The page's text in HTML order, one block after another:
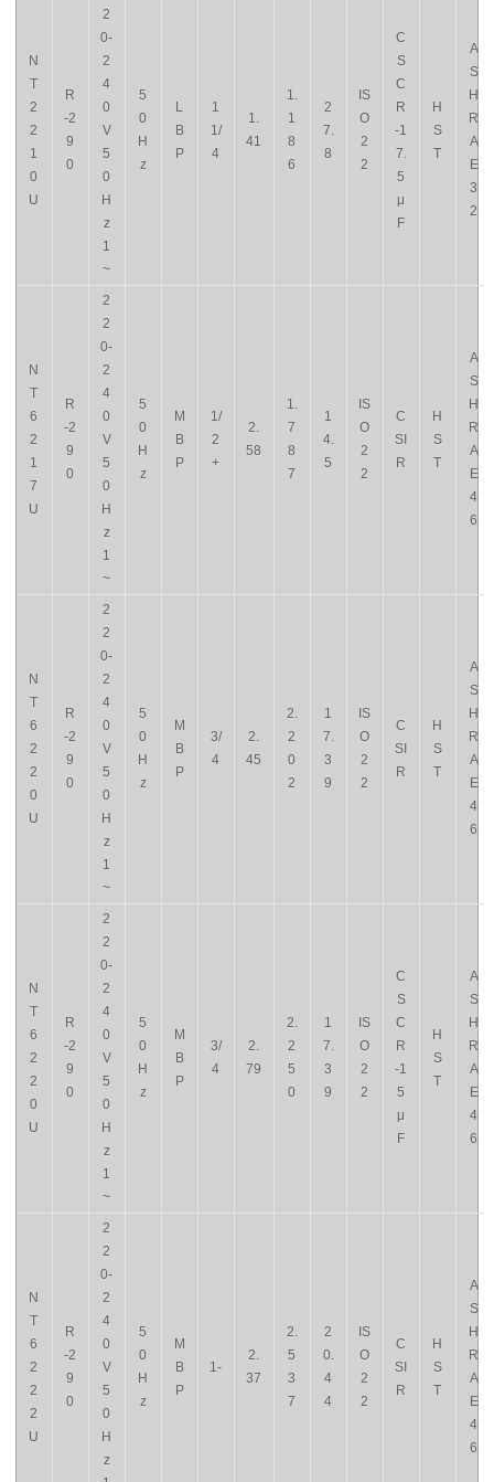
N
T
2
2
1
0
U
R
-2
9
0
2
0-
2
4
0
V
5
0
H
z
1
~
5
0
H
z
L
B
P
1
1/
4
1.
41
1.
1
8
6
2
7.
8
IS
O
2
2
C
S
C
R
-1
7.
5
μ
F
H
S
T
A
S
H
R
A
E
3
2
N
T
6
2
1
7
U
R
-2
9
0
2
2
0-
2
4
0
V
5
0
H
z
1
~
5
0
H
z
M
B
P
1/
2
+
2.
58
1.
7
8
7
1
4.
5
IS
O
2
2
C
SI
R
H
S
T
A
S
H
R
A
E
4
6
N
T
6
2
2
0
U
R
-2
9
0
2
2
0-
2
4
0
V
5
0
H
z
1
~
5
0
H
z
M
B
P
3/
4
2.
45
2.
2
0
2
1
7.
3
9
IS
O
2
2
C
SI
R
H
S
T
A
S
H
R
A
E
4
6
N
T
6
2
2
0
U
R
-2
9
0
2
2
0-
2
4
0
V
5
0
H
z
1
~
5
0
H
z
M
B
P
3/
4
2.
79
2.
2
5
0
1
7.
3
9
IS
O
2
2
C
S
C
R
-1
5
μ
F
H
S
T
A
S
H
R
A
E
4
6
N
T
6
2
2
2
U
R
-2
9
0
2
2
0-
2
4
0
V
5
0
H
z
5
0
H
z
M
B
P
1-
2.
37
2.
5
3
7
2
0.
4
4
IS
O
2
2
C
SI
R
H
S
T
A
S
H
R
A
E
4
6